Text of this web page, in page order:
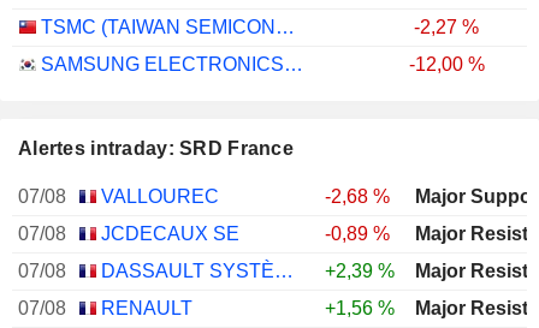
TSMC (TAIWAN SEMICONDUCTOR MANUFACTURING COMPANY)
-2,27 %
SAMSUNG ELECTRONICS CO., LTD.
-12,00 %
Alertes intraday: SRD France
07/08 VALLOUREC
-2,68 %
07/08
JCDECAUX SE
-0,89 %
07/08
DASSAULT SYSTÈMES SE
+2,39 %
07/08
RENAULT
+1,56 %